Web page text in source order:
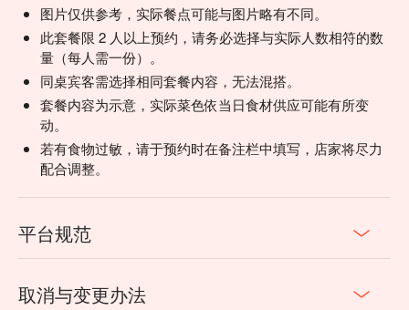
图片仅供参考，实际餐点可能与图片略有不同。
此套餐限 2 人以上预约，请务必选择与实际人数相符的数
量（每人需一份）。
同桌宾客需选择相同套餐内容，无法混搭。
套餐内容为示意，实际菜色依当日食材供应可能有所变
动。
若有食物过敏，请于预约时在备注栏中填写，店家将尽力
配合调整。
平台规范
取消与变更办法